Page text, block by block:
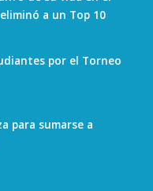
a un Top 10
por el Torneo
para sumarse a